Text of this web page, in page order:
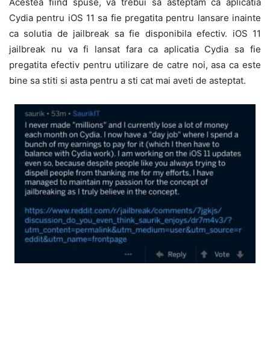
Cydia pentru iOS 11 sa fie pregatita pentru lansare inainte
ca solutia de jailbreak sa fie disponibila efectiv. iOS 11
jailbreak nu va fi lansat fara ca aplicatia Cydia sa fie
pregatita efectiv pentru utilizare de catre noi, asa ca este
bine sa stiti si asta pentru a sti cat mai aveti de asteptat.